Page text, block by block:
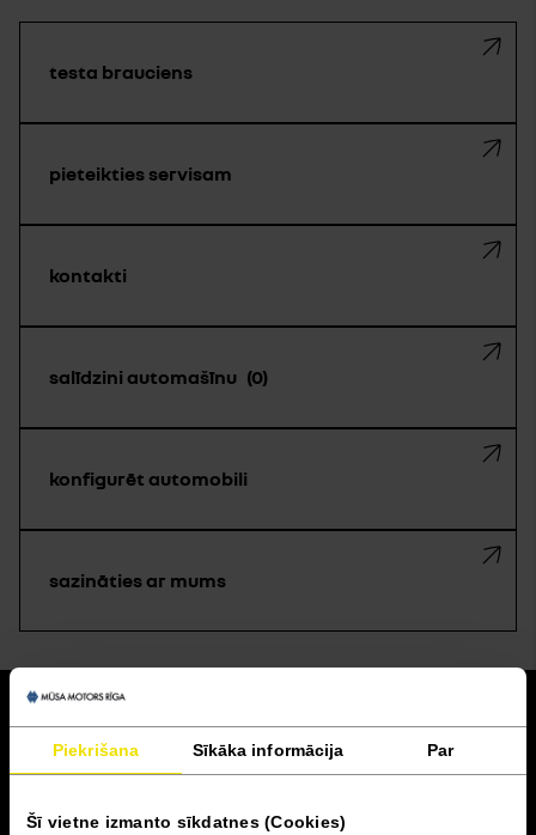
Piekrišana Sīkāka informācija Par
Šī vietne izmanto sīkdatnes (Cookies)
testa brauciens
pieteikties servisam
kontakti
salīdzini automašīnu 0
konfigurēt automobili
sazināties ar mums